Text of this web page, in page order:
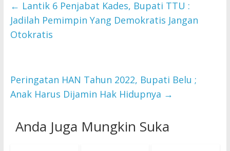
← Lantik 6 Penjabat Kades, Bupati TTU :
Jadilah Pemimpin Yang Demokratis Jangan
Otokratis
Peringatan HAN Tahun 2022, Bupati Belu ;
Anak Harus Dijamin Hak Hidupnya →
Anda Juga Mungkin Suka